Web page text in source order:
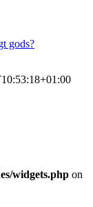
gods?
widgets.php on